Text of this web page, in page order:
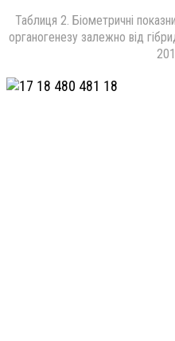
Таблиця 2. Біометричні
органогенезу залежно від